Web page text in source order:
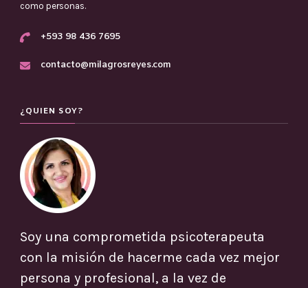
como personas.
+593 98 436 7695
contacto@milagrosreyes.com
¿QUIEN SOY?
Soy una comprometida psicoterapeuta
con la misión de hacerme cada vez mejor
persona y profesional, a la vez de